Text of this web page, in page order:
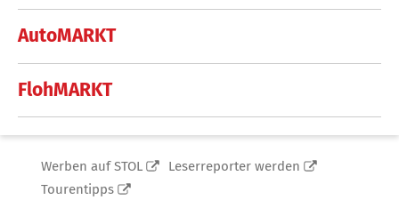
AutoMARKT
FlohMARKT
Werben auf STOL
Leserreporter werden
Tourentipps